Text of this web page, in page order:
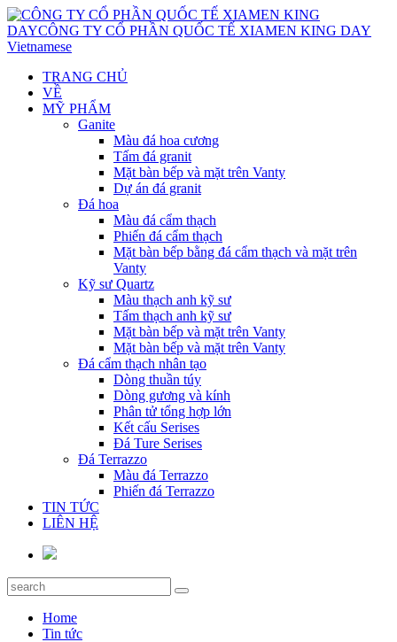
Vietnamese
TRANG CHỦ
VỀ
MỸ PHẨM
Ganite
Màu đá hoa cương
Tấm đá granit
Mặt bàn bếp và mặt trên Vanty
Dự án đá granit
Đá hoa
Màu đá cẩm thạch
Phiến đá cẩm thạch
Mặt bàn bếp bằng đá cẩm thạch và mặt trên
Vanty
Kỹ sư Quartz
Màu thạch anh kỹ sư
Tấm thạch anh kỹ sư
Mặt bàn bếp và mặt trên Vanty
Mặt bàn bếp và mặt trên Vanty
Đá cẩm thạch nhân tạo
Dòng thuần túy
Dòng gương và kính
Phân tử tổng hợp lớn
Kết cấu Serises
Đá Ture Serises
Đá Terrazzo
Màu đá Terrazzo
Phiến đá Terrazzo
TIN TỨC
LIÊN HỆ
Home
Tin tức